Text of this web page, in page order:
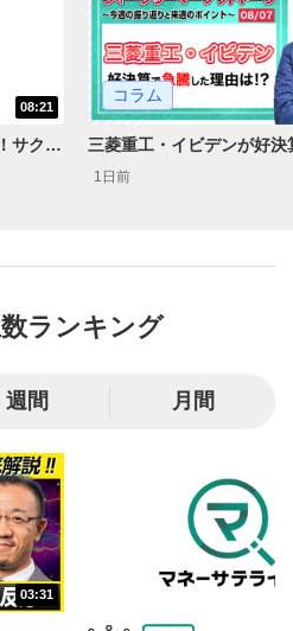
送りします。
再生したい位置をクリック
再生されます。
量が調整できます。
す。再度クリックすると元
08:21
【8/10～8/14】株も！為替も！サクッと！来週のマーケット見通し＜Next View＞
コラム
1日前
ランキング
週間 月間
03:31